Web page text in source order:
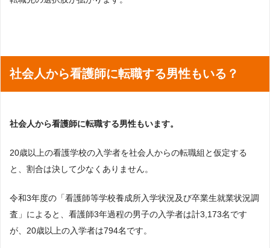
社会人から看護師に転職する男性もいる？
社会人から看護師に転職する男性もいます。
20歳以上の看護学校の入学者を社会人からの転職組と仮定する
と、割合は決して少なくありません。
令和3年度の「看護師等学校養成所入学状況及び卒業生就業状況調
査」によると、看護師3年過程の男子の入学者は計3,173名です
が、20歳以上の入学者は794名です。